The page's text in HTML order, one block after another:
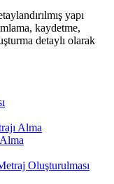
yapı
kaydetme,
detaylı olarak
Alma
Oluşturulması